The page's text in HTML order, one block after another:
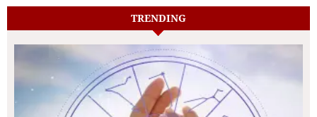
TRENDING